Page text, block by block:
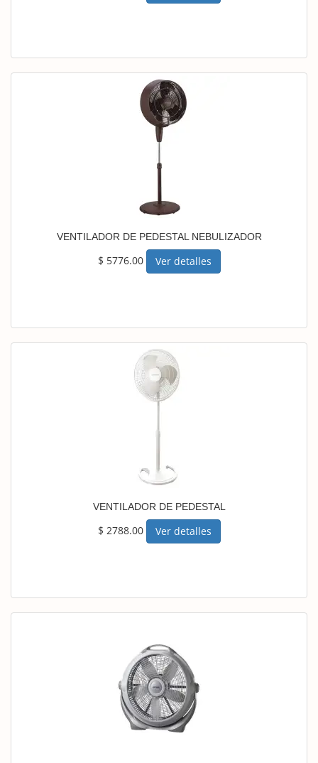
VENTILADOR DE PEDESTAL NEBULIZADOR
$ 5776.00 Ver detalles
VENTILADOR DE PEDESTAL
$ 2788.00 Ver detalles